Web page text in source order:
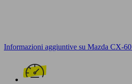
Informazioni aggiuntive su Mazda CX-60